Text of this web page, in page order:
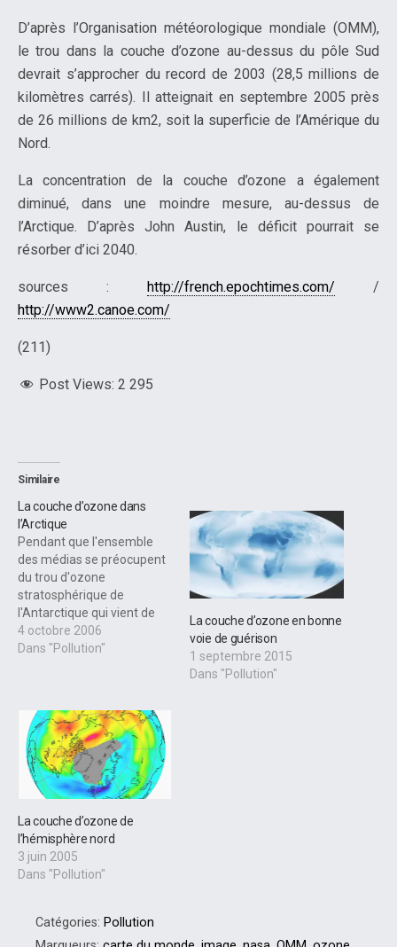
D’après l’Organisation météorologique mondiale (OMM),
le trou dans la couche d’ozone au-dessus du pôle Sud
devrait s’approcher du record de 2003 (28,5 millions de
kilomètres carrés). Il atteignait en septembre 2005 près
de 26 millions de km2, soit la superficie de l’Amérique du
Nord.
La concentration de la couche d’ozone a également
diminué, dans une moindre mesure, au-dessus de
l’Arctique. D’après John Austin, le déficit pourrait se
résorber d’ici 2040.
sources : http://french.epochtimes.com/ /
http://www2.canoe.com/
(211)
Post Views: 2 295
Similaire
La couche d’ozone dans
l’Arctique
Pendant que l'ensemble
des médias se préocupent
du trou d'ozone
stratosphérique de
l'Antarctique qui vient de
battre tous les records,
voilà que l'ozone
trou d'ozone au Canada...
L’Expérience sur la chimie
atmosphérique (ACE)
menée à bord du nouveau
satellite scientifique…
4 octobre 2006
Dans "Pollution"
La couche d’ozone en bonne
voie de guérison
1 septembre 2015
Dans "Pollution"
La couche d’ozone de
l’hémisphère nord
3 juin 2005
Dans "Pollution"
Catégories: Pollution